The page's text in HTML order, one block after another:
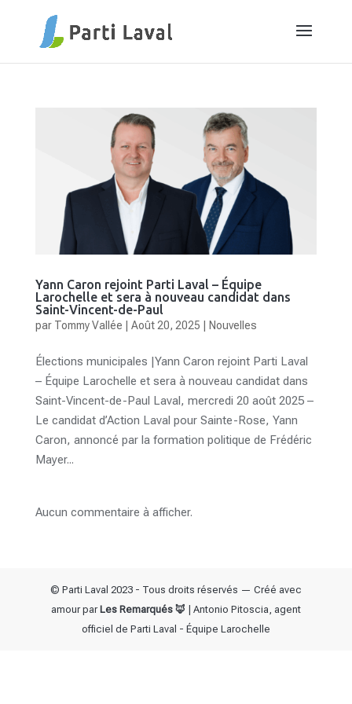
Yann Caron rejoint Parti Laval – Équipe
Larochelle et sera à nouveau candidat dans
Saint-Vincent-de-Paul
par Tommy Vallée Août 20, 2025 Nouvelles
Élections municipales |Yann Caron rejoint Parti Laval
– Équipe Larochelle et sera à nouveau candidat dans
Saint-Vincent-de-Paul Laval, mercredi 20 août 2025 –
Le candidat d’Action Laval pour Sainte-Rose, Yann
Caron, annoncé par la formation politique de Frédéric
Mayer...
Aucun commentaire à afficher.
© Parti Laval 2023 - Tous droits réservés — Créé avec
amour par Les Remarqués 🦊 | Antonio Pitoscia, agent
officiel de Parti Laval - Équipe Larochelle